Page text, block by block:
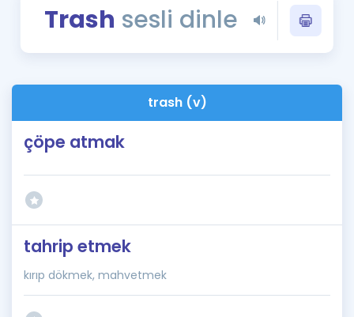
Blog
İngilizce Gramer
Trash sesli dinle
trash (v)
çöpe atmak
tahrip etmek
kırıp dökmek, mahvetmek